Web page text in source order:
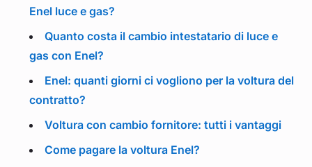
Enel luce e gas?
Quanto costa il cambio intestatario di luce e
gas con Enel?
Enel: quanti giorni ci vogliono per la voltura del
contratto?
Voltura con cambio fornitore: tutti i vantaggi
Come pagare la voltura Enel?